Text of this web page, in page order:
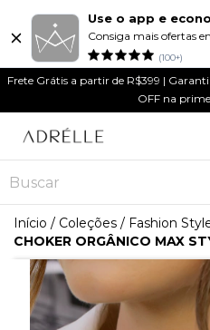
Use o app e
Consiga mais ofertas
(100+)
Frete Grátis a partir de R$399 |
OFF na
Início / Coleções / Fashion
CHOKER ORGÂNICO MAX